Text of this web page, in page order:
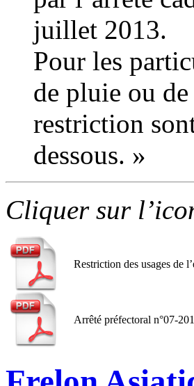
juillet 2013.
Pour les
de pluie ou
restriction
dessous. »
Cliquer sur
Restriction des usages de
Arrêté préfectoral n°07-